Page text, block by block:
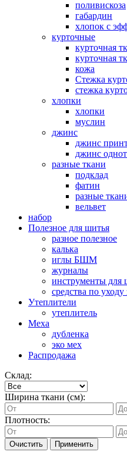
поливискоза
габардин
хлопок с
курточные
курточная
курточная
кожа
Стежка
стежка
хлопки
хлопки
муслин
джинс
джинс
джинс
разные ткани
подклад
фатин
разные
вельвет
набор
Полезное для шитья
разное полезное
калька
иглы БШМ
журналы
инструменты для
средства по
Утеплители
утеплитель
Меха
дубленка
эко мех
Распродажа
Склад:
Ширина ткани (см):
Плотность:
Очистить Применить